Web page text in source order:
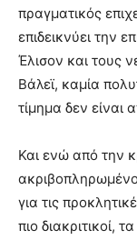
πραγματικός
επιδεικνύει την
Έλισον και τους
Βάλεϊ, καμία
τίμημα δεν είναι
Και ενώ από την
για τις
πιο διακριτικοί,